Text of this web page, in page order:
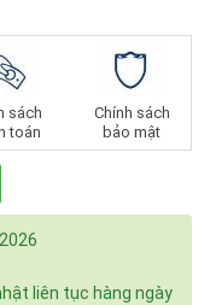
sách
toán
Chính sách
bảo mật
liên tục hàng ngày